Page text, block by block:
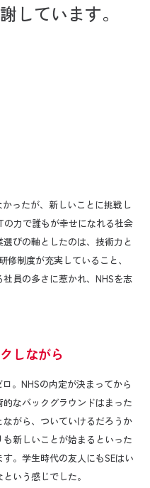
しています。
ったが、新しいことに挑戦し
力で誰もが幸せになれる社会
びの軸としたのは、技術力と
修制度が充実していること、
員の多さに惹かれ、NHSを志
しながら
。 NHSの内定が決まってから
なバックグラウンドはまった
がら、ついていけるだろうか
新しいことが始まるといった
。学生時代の友人にもSEはい
いう感じでした。